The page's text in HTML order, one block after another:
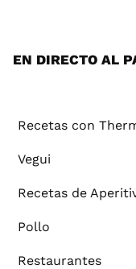
EN DIRECTO AL
Recetas con
Vegui
Recetas de
Pollo
Restaurantes